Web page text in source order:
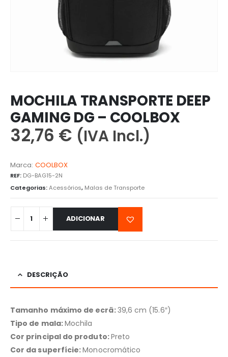
MOCHILA TRANSPORTE DEEP
GAMING DG – COOLBOX
32,76 € (IVA Incl.)
Marca: COOLBOX
REF: DG-BAG15-2N
Categorias:Acessórios, Malas de Transporte
ADICIONAR
DESCRIÇÃO
Tamanho máximo de ecrã:39,6 cm (15.6″)
Tipo de mala:Mochila
Cor principal do produto:Preto
Cor da superfície:Monocromático